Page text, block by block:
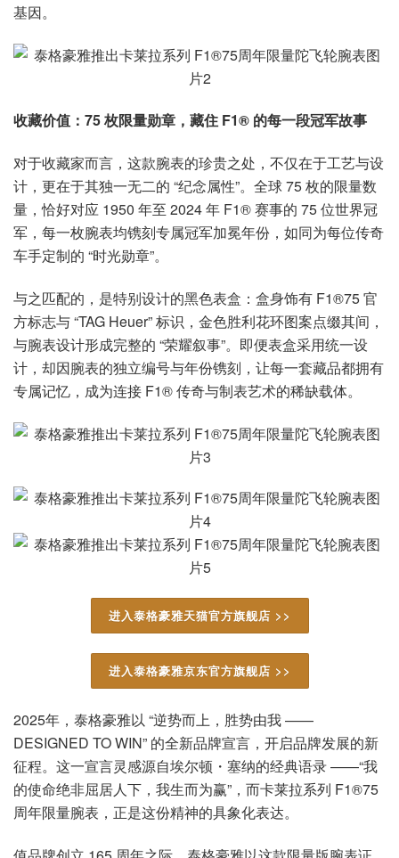
基因。
收藏价值：75 枚限量勋章，藏住 F1® 的每一段冠军故事
对于收藏家而言，这款腕表的珍贵之处，不仅在于工艺与设
计，更在于其独一无二的 “纪念属性”。全球 75 枚的限量数
量，恰好对应 1950 年至 2024 年 F1® 赛事的 75 位世界冠
军，每一枚腕表均镌刻专属冠军加冕年份，如同为每位传奇
车手定制的 “时光勋章”。
与之匹配的，是特别设计的黑色表盒：盒身饰有 F1®75 官
方标志与 “TAG Heuer” 标识，金色胜利花环图案点缀其间，
与腕表设计形成完整的 “荣耀叙事”。即便表盒采用统一设
计，却因腕表的独立编号与年份镌刻，让每一套藏品都拥有
专属记忆，成为连接 F1® 传奇与制表艺术的稀缺载体。
进入泰格豪雅天猫官方旗舰店 >>
进入泰格豪雅京东官方旗舰店 >>
2025年，泰格豪雅以 “逆势而上，胜势由我 ——
DESIGNED TO WIN” 的全新品牌宣言，开启品牌发展的新
征程。这一宣言灵感源自埃尔顿・塞纳的经典语录 ——“我
的使命绝非屈居人下，我生而为赢”，而卡莱拉系列 F1®75
周年限量腕表，正是这份精神的具象化表达。